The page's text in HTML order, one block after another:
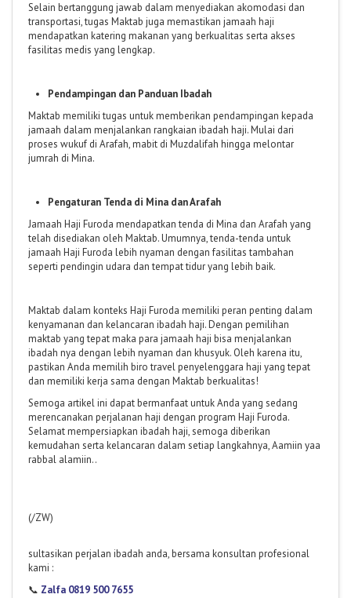
Selain bertanggung jawab dalam menyediakan akomodasi dan
transportasi, tugas Maktab juga memastikan jamaah haji
mendapatkan katering makanan yang berkualitas serta akses
fasilitas medis yang lengkap.
Pendampingan dan Panduan Ibadah
Maktab memiliki tugas untuk memberikan pendampingan kepada
jamaah dalam menjalankan rangkaian ibadah haji. Mulai dari
proses wukuf di Arafah, mabit di Muzdalifah hingga melontar
jumrah di Mina.
Pengaturan Tenda di Mina dan Arafah
Jamaah Haji Furoda mendapatkan tenda di Mina dan Arafah yang
telah disediakan oleh Maktab. Umumnya, tenda-tenda untuk
jamaah Haji Furoda lebih nyaman dengan fasilitas tambahan
seperti pendingin udara dan tempat tidur yang lebih baik.
Maktab dalam konteks Haji Furoda memiliki peran penting dalam
kenyamanan dan kelancaran ibadah haji. Dengan pemilihan
maktab yang tepat maka para jamaah haji bisa menjalankan
ibadah nya dengan lebih nyaman dan khusyuk. Oleh karena itu,
pastikan Anda memilih biro travel penyelenggara haji yang tepat
dan memiliki kerja sama dengan Maktab berkualitas!
Semoga artikel ini dapat bermanfaat untuk Anda yang sedang
merencanakan perjalanan haji dengan program Haji Furoda.
Selamat mempersiapkan ibadah haji, semoga diberikan
kemudahan serta kelancaran dalam setiap langkahnya, Aamiin yaa
rabbal alamiin..
(/ZW)
sultasikan perjalan ibadah anda, bersama konsultan profesional
kami :
📞 Zalfa 0819 500 7655